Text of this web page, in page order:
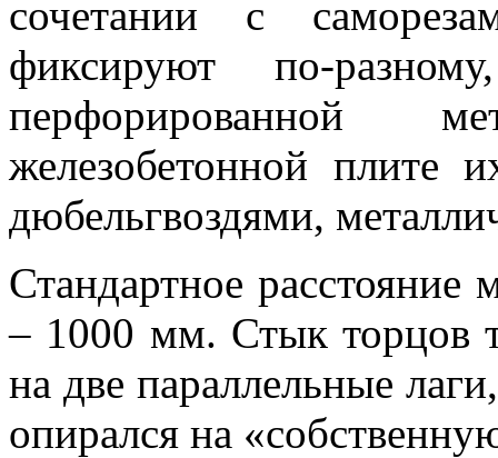
сочетании с
фиксируют по-
перфорированной
железобетонной плите
дюбельгвоздями,
Стандартное
– 1000 мм. Стык торцов
на две параллельные
опирался на